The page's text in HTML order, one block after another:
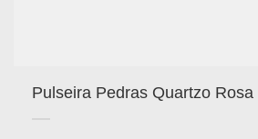
Pulseira Pedras Quartzo Rosa